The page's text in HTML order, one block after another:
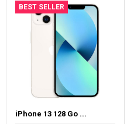
BEST SELLER
iPhone 13 128 Go ...